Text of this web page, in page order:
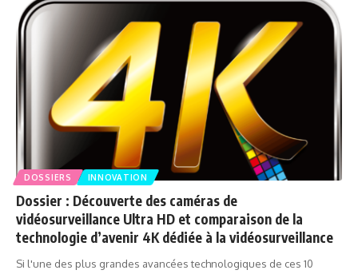
DOSSIERS INNOVATION
Dossier : Découverte des caméras de
vidéosurveillance Ultra HD et comparaison de la
technologie d’avenir 4K dédiée à la vidéosurveillance
Si l'une des plus grandes avancées technologiques de ces 10